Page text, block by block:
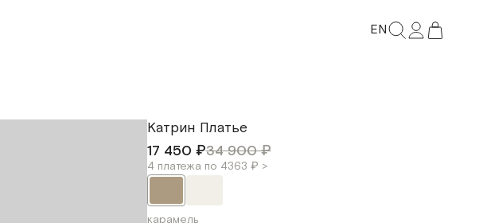
EN
Катрин Платье
17 450 ₽34 900 ₽
4 платежа по 4363 ₽ >
карамель